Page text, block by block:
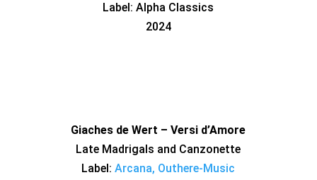
Label: Alpha Classics
2024
Giaches de Wert – Versi d’Amore
Late Madrigals and Canzonette
Label:Arcana, Outhere-Music